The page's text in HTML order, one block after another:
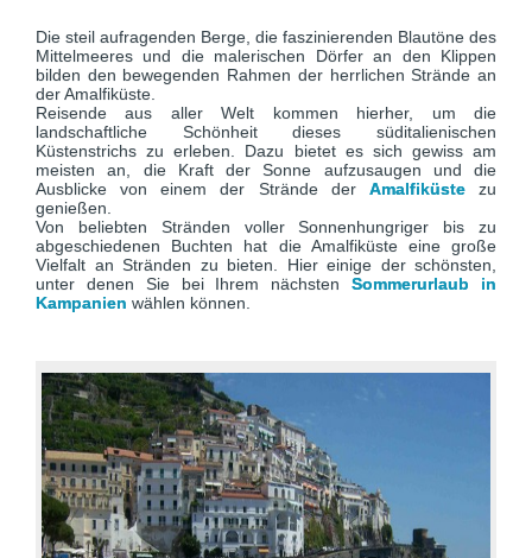
Die steil aufragenden Berge, die faszinierenden Blautöne des
Mittelmeeres und die malerischen Dörfer an den Klippen
bilden den bewegenden Rahmen der herrlichen Strände an
der Amalfiküste.
Reisende aus aller Welt kommen hierher, um die
landschaftliche Schönheit dieses süditalienischen
Küstenstrichs zu erleben. Dazu bietet es sich gewiss am
meisten an, die Kraft der Sonne aufzusaugen und die
Ausblicke von einem der Strände der Amalfiküstezu
genießen.
Von beliebten Stränden voller Sonnenhungriger bis zu
abgeschiedenen Buchten hat die Amalfiküste eine große
Vielfalt an Stränden zu bieten. Hier einige der schönsten,
unter denen Sie bei Ihrem nächstenSommerurlaub in
Kampanien wählen können.